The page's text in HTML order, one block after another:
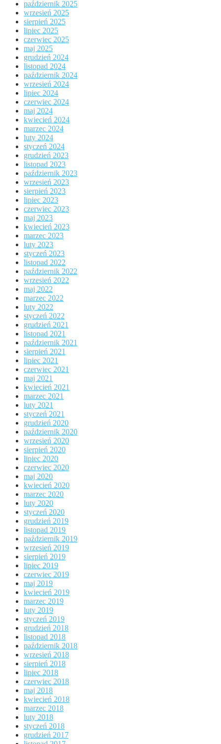
październik 2025
wrzesień 2025
sierpień 2025
lipiec 2025
czerwiec 2025
maj 2025
grudzień 2024
listopad 2024
październik 2024
wrzesień 2024
lipiec 2024
czerwiec 2024
maj 2024
kwiecień 2024
marzec 2024
luty 2024
styczeń 2024
grudzień 2023
listopad 2023
październik 2023
wrzesień 2023
sierpień 2023
lipiec 2023
czerwiec 2023
maj 2023
kwiecień 2023
marzec 2023
luty 2023
styczeń 2023
listopad 2022
październik 2022
wrzesień 2022
maj 2022
marzec 2022
luty 2022
styczeń 2022
grudzień 2021
listopad 2021
październik 2021
sierpień 2021
lipiec 2021
czerwiec 2021
maj 2021
kwiecień 2021
marzec 2021
luty 2021
styczeń 2021
grudzień 2020
październik 2020
wrzesień 2020
sierpień 2020
lipiec 2020
czerwiec 2020
maj 2020
kwiecień 2020
marzec 2020
luty 2020
styczeń 2020
grudzień 2019
listopad 2019
październik 2019
wrzesień 2019
sierpień 2019
lipiec 2019
czerwiec 2019
maj 2019
kwiecień 2019
marzec 2019
luty 2019
styczeń 2019
grudzień 2018
listopad 2018
październik 2018
wrzesień 2018
sierpień 2018
lipiec 2018
czerwiec 2018
maj 2018
kwiecień 2018
marzec 2018
luty 2018
styczeń 2018
grudzień 2017